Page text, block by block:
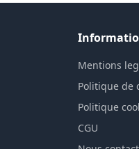
Mentions
Politique de
Politique
CGU